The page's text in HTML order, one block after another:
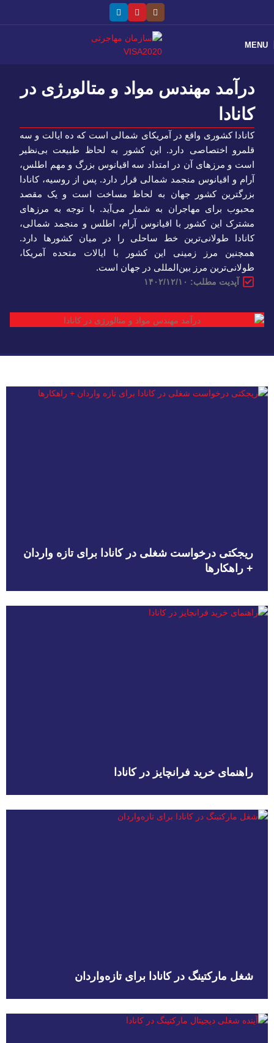
MENU
درآمد مهندس مواد و متالورژی در
کانادا
کانادا کشوری واقع در آمریکای شمالی است که ده ایالت و سه
قلمرو اختصاصی دارد. این کشور به لحاظ طبیعت بی‌نظیر
است و مرزهای آن در امتداد سه اقیانوس بزرگ و مهم اطلس،
آرام و اقیانوس منجمد شمالی قرار دارد. پس از روسیه، کانادا
بزرگترین کشور جهان به لحاظ مساخت است و یک مقصد
محبوب برای مهاجران به شمار می‌آید. با توجه به مرزهای
مشترک این کشور با اقیانوس آرام، اطلس و منجمد شمالی،
کانادا طولانی‌ترین خط ساحلی را در میان کشورها دارد.
همچنین مرز زمینی این کشور با ایالات متحده آمریکا،
طولانی‌ترین مرز بین‌المللی در جهان است.
آپدیت مطلب: ۱۴۰۲/۱۲/۱۰
ریجکتی درخواست شغلی در کانادا برای تازه واردان
+ راهکارها
راهنمای خرید فرانچایز در کانادا
شغل مارکتینگ در کانادا برای تازه‌واردان